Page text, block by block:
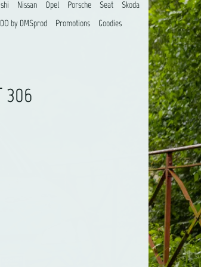
Nissan Opel Porsche Seat
Skoda
by DMSprod Promotions
Goodies
306